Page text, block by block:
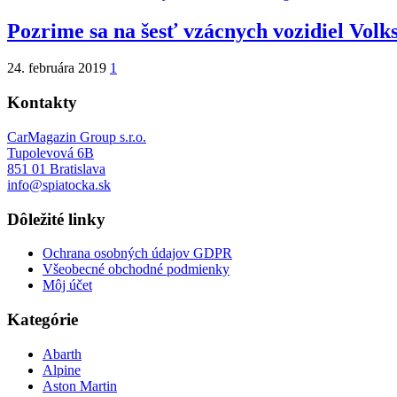
Pozrime sa na šesť vzácnych vozidiel
24. februára 2019 1
Kontakty
CarMagazin Group s.r.o.
Tupolevová 6B
851 01 Bratislava
info@spiatocka.sk
Dôležité linky
Ochrana osobných údajov GDPR
Všeobecné obchodné podmienky
Môj účet
Kategórie
Abarth
Alpine
Aston Martin